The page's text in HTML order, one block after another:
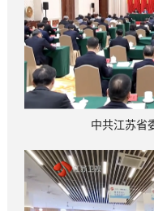
中共江苏省